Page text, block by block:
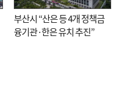
부산시 “산은 등 4개 정책금
융기관·한은 유치 추진”